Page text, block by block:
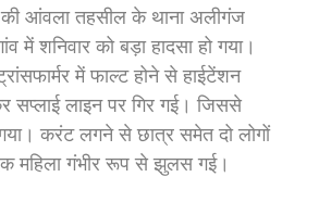
आंवला तहसील के थाना अलीगंज
में शनिवार को बड़ा हादसा हो गया।
में फाल्ट होने से हाईटेंशन
सप्लाई लाइन पर गिर गई। जिससे
करंट लगने से छात्र समेत दो लोगों
महिला गंभीर रूप से झुलस गई।